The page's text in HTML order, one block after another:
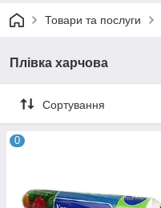
Товари та послуги
Плівка харчова
Сортування
0